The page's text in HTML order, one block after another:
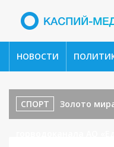
НОВОСТИ
СПОРТ Золото